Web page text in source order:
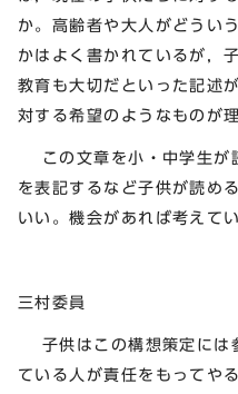
か。高齢者や大人がどうい
かはよく書かれているが，
教育も大切だといった記述
対する希望のようなものが
この文章を小・中学生が
を表記するなど子供が読め
いい。機会があれば考えて
三村委員
子供はこの構想策定には
ている人が責任をもってや